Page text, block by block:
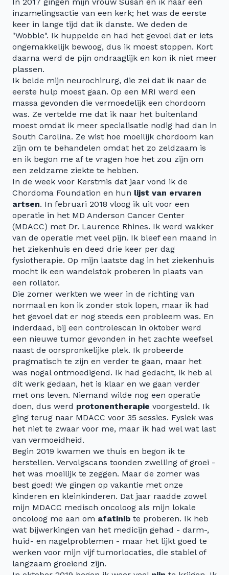
In 2017 gingen mijn vrouw Susan en ik naar een
inzamelingsactie van een kerk; het was de eerste
keer in lange tijd dat ik danste. We deden de
"Wobble". Ik huppelde en had het gevoel dat er iets
ongemakkelijk bewoog, dus ik moest stoppen. Kort
daarna werd de pijn ondraaglijk en kon ik niet meer
plassen.
Ik belde mijn neurochirurg, die zei dat ik naar de
eerste hulp moest gaan. Op een MRI werd een
massa gevonden die vermoedelijk een chordoom
was. Ze vertelde me dat ik naar het buitenland
moest omdat ik meer specialisatie nodig had dan in
South Carolina. Ze wist hoe moeilijk chordoom kan
zijn om te behandelen omdat het zo zeldzaam is
en ik begon me af te vragen hoe het zou zijn om
een zeldzame ziekte te hebben.
In de week voor Kerstmis dat jaar vond ik de
Chordoma Foundation en hun lijst van ervaren
artsen. In februari 2018 vloog ik uit voor een
operatie in het MD Anderson Cancer Center
(MDACC) met Dr. Laurence Rhines. Ik werd wakker
van de operatie met veel pijn. Ik bleef een maand in
het ziekenhuis en deed drie keer per dag
fysiotherapie. Op mijn laatste dag in het ziekenhuis
mocht ik een wandelstok proberen in plaats van
een rollator.
Die zomer werkten we weer in de richting van
normaal en kon ik zonder stok lopen, maar ik had
het gevoel dat er nog steeds een probleem was. En
inderdaad, bij een controlescan in oktober werd
een nieuwe tumor gevonden in het zachte weefsel
naast de oorspronkelijke plek. Ik probeerde
pragmatisch te zijn en verder te gaan, maar het
was nogal ontmoedigend. Ik had gedacht, ik heb al
dit werk gedaan, het is klaar en we gaan verder
met ons leven. Niemand wilde nog een operatie
doen, dus werd protonentherapie voorgesteld. Ik
ging terug naar MDACC voor 35 sessies. Fysiek was
het niet te zwaar voor me, maar ik had wel wat last
van vermoeidheid.
Begin 2019 kwamen we thuis en begon ik te
herstellen. Vervolgscans toonden zwelling of groei -
het was moeilijk te zeggen. Maar de zomer was
best goed! We gingen op vakantie met onze
kinderen en kleinkinderen. Dat jaar raadde zowel
mijn MDACC medisch oncoloog als mijn lokale
oncoloog me aan om afatinib te proberen. Ik heb
wat bijwerkingen van het medicijn gehad - darm-,
huid- en nagelproblemen - maar het lijkt goed te
werken voor mijn vijf tumorlocaties, die stabiel of
langzaam groeiend zijn.